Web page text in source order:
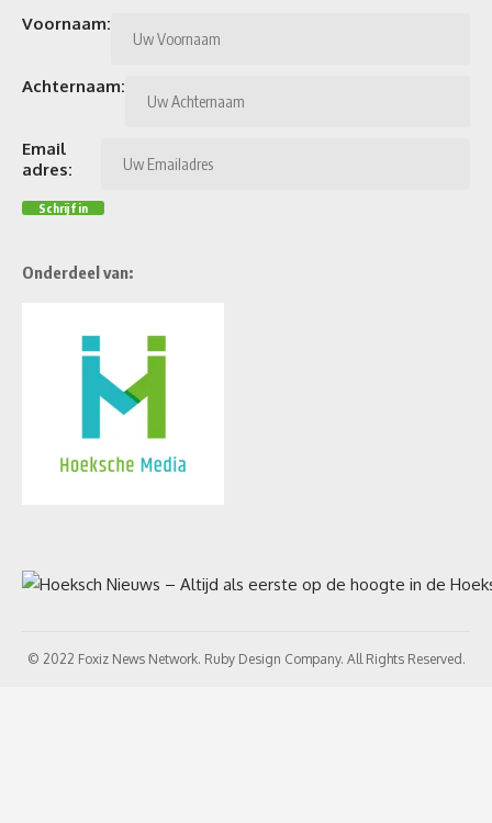
Voornaam:
Achternaam:
Email
adres:
Onderdeel van:
© 2022 Foxiz News Network. Ruby Design Company. All Rights Reserved.